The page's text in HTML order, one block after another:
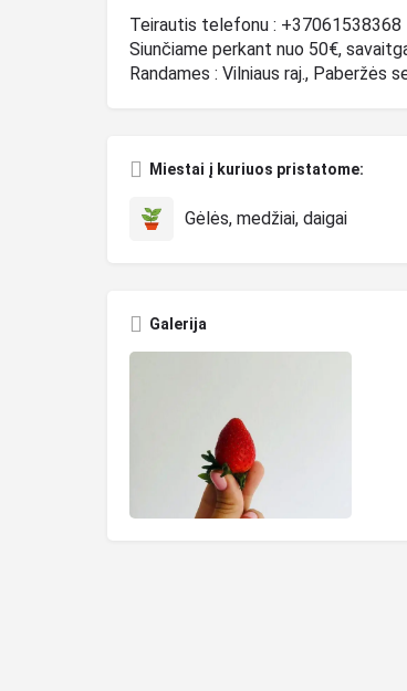
Teirautis telefonu : +37061538368
Siunčiame perkant nuo 50€,
Randames : Vilniaus raj., Paberžės
Miestai į kuriuos pristatome:
Gėlės, medžiai, daigai
Galerija